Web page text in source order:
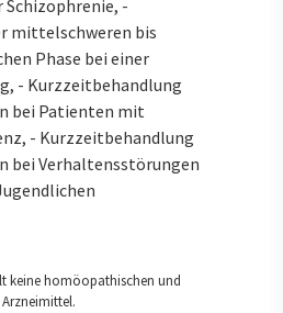
Schizophrenie, -
mittelschweren bis
Phase bei einer
- Kurzzeitbehandlung
bei Patienten mit
- Kurzzeitbehandlung
bei Verhaltensstörungen
keine homöopathischen und